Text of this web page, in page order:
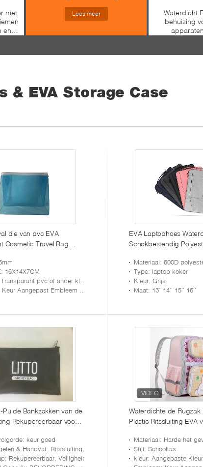
met
en
Lees meer
Waterdicht
behuizing
& EVA Storage Case
die van pvc EVA
Cosmetic Travel Bag
: 16X14X7CM
pvc of ander kleurenpvc
Keur Aangepast Embleem goed
EVA Laptophoes
Schokbestendig
met Ritsvak voor
Materiaal: 600D
Type: laptop koker
Kleur: Grijs
Maat: 13" 14'' 15'' 16''
Pu de Bankzakken van de
Rekupereerbaar voor
: keur goed
& Handvat: Ritssluitingsbovenkant
: Rekupereerbaar, Veiligheid
Waterdichte de Rugzak
Plastic Ritssluiting EVA
Materiaal: Harde het
Stijl: Schooltas
kleur: Aangepaste